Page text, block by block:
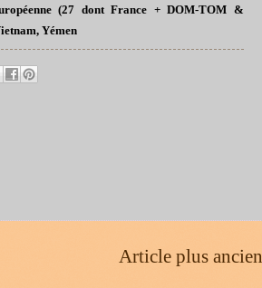
(27 dont France + DOM-TOM &
Yémen
Article plus ancien